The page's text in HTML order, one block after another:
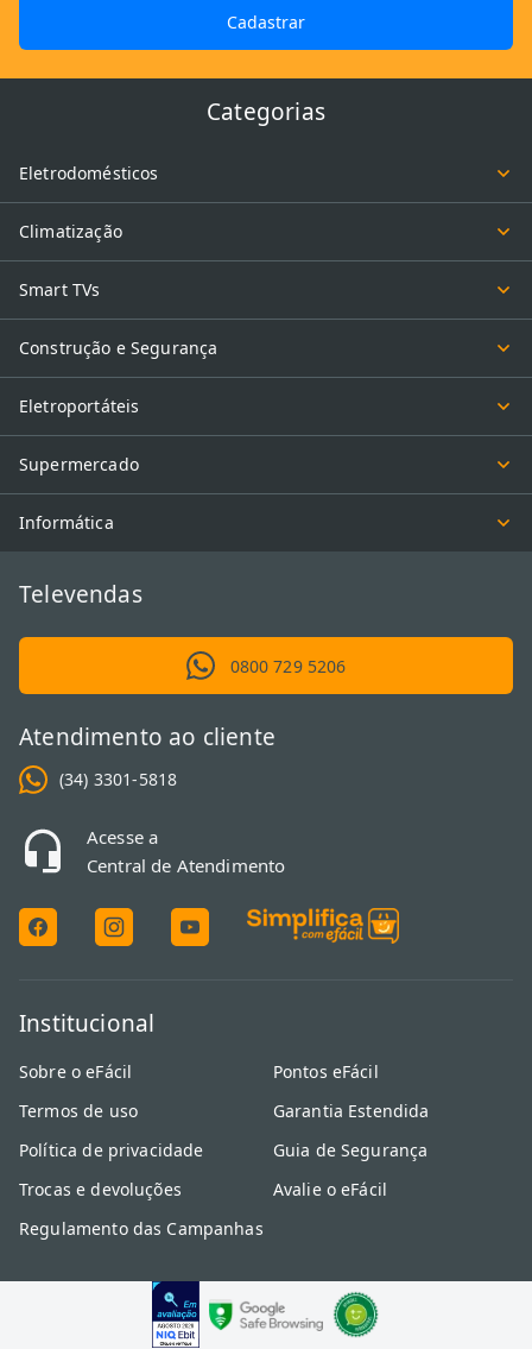
Cadastrar
Categorias
Eletrodomésticos
Climatização
Smart TVs
Construção e Segurança
Eletroportáteis
Supermercado
Informática
Televendas
0800 729 5206
Atendimento ao cliente
(34) 3301-5818
Acesse a
Central de Atendimento
Institucional
Sobre o eFácil
Termos de uso
Política de privacidade
Trocas e devoluções
Regulamento das Campanhas
Pontos eFácil
Garantia Estendida
Guia de Segurança
Avalie o eFácil